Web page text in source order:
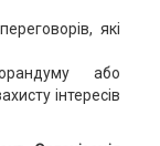
які
або
інтересів